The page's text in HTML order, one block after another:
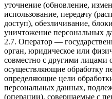
уточнение (обновление,
использование, передачу
доступ), обезличивание,
уничтожение персональных
2.7. Оператор —
орган, юридическое или
совместно с другими лицами
осуществляющие обработку
определяющие цели
персональных данных,
(операции), совершаемые с